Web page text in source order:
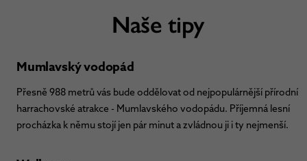
Naše tipy
Mumlavský vodopád
Přesně 988 metrů vás bude oddělovat od nejpopulárnější přírodní
harrachovské atrakce - Mumlavského vodopádu. Příjemná lesní
procházka k němu stojí jen pár minut a zvládnou ji i ty nejmenší.